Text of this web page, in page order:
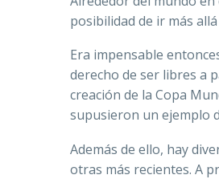
posibilidad de ir más
Era impensable
derecho de ser libres a
creación de la Copa
supusieron un ejemplo
Además de ello, hay
otras más recientes. A